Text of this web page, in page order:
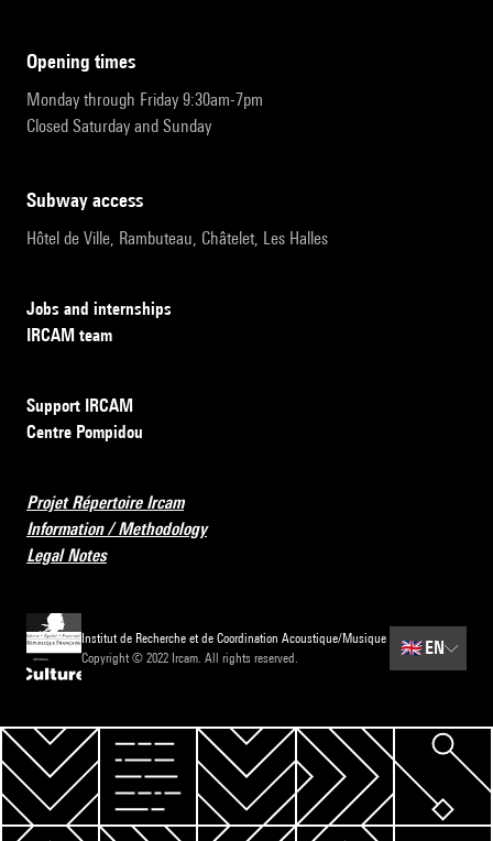
opening times
Monday through Friday 9:30am-7pm
Closed Saturday and Sunday
subway access
Hôtel de Ville, Rambuteau, Châtelet, Les Halles
Jobs and internships
IRCAM team
Support IRCAM
Centre Pompidou
Projet Répertoire Ircam
Information / Methodology
Legal Notes
Institut de Recherche et de Coordination Acoustique/Musique
Copyright © 2022 Ircam. All rights reserved.
🇬🇧 EN